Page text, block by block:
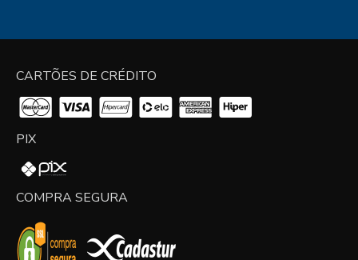
CARTÕES DE CRÉDITO
PIX
COMPRA SEGURA